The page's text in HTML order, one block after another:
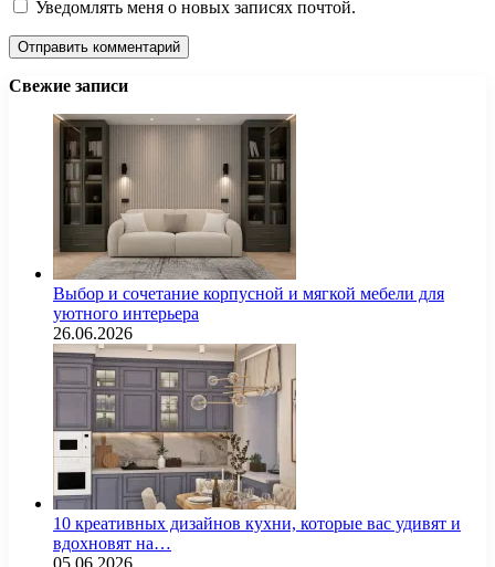
Уведомлять меня о новых записях почтой.
Свежие записи
Выбор и сочетание корпусной и мягкой мебели для
уютного интерьера
26.06.2026
10 креативных дизайнов кухни, которые вас удивят и
вдохновят на…